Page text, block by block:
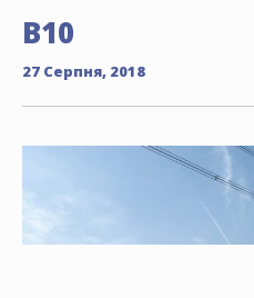
B10
27 Серпня, 2018